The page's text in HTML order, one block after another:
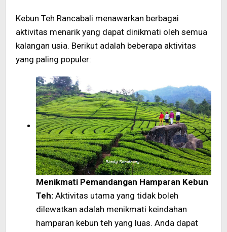
Kebun Teh Rancabali menawarkan berbagai
aktivitas menarik yang dapat dinikmati oleh semua
kalangan usia. Berikut adalah beberapa aktivitas
yang paling populer:
Menikmati Pemandangan Hamparan Kebun
Teh: Aktivitas utama yang tidak boleh
dilewatkan adalah menikmati keindahan
hamparan kebun teh yang luas. Anda dapat